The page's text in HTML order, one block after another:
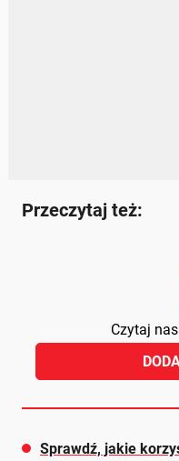
Przeczytaj też:
Czytaj
Sprawdź, jakie